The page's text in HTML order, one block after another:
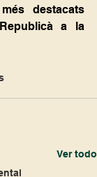
a la
Ver todo